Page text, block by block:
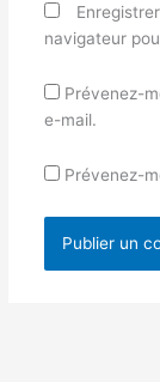
navigateur
Prévenez-
e-mail.
Prévenez-